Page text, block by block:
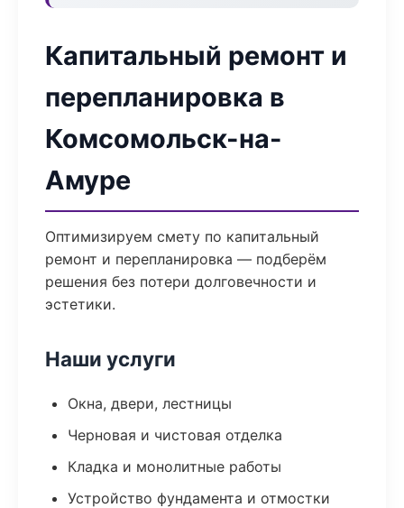
Капитальный ремонт и
перепланировка в
Комсомольск-на-
Амуре
Оптимизируем смету по капитальный
ремонт и перепланировка — подберём
решения без потери долговечности и
эстетики.
Наши услуги
Окна, двери, лестницы
Черновая и чистовая отделка
Кладка и монолитные работы
Устройство фундамента и отмостки